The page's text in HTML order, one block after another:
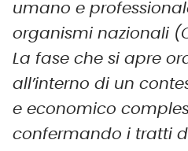
umano e
organismi nazionali
La fase che si apre
all’interno di un
e economico
confermando i tratti